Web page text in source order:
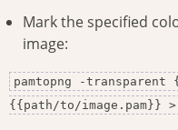
Mark the specified
image:
pamtopng -
{{path/to/image.pam}}